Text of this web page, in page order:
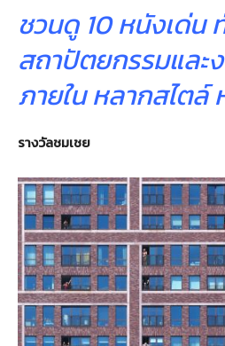
ชวนดู 10 หนังเด่น
สถาปัตยกรรมและ
ภายใน หลากสไต
รางวัลชมเชย